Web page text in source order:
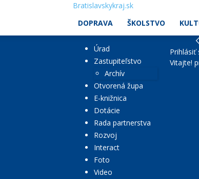
Bratislavskykraj.sk
DOPRAVA
ŠKOLSTVO
Úrad
Zastupiteľstvo
Archív
Otvorená župa
E-knižnica
Dotácie
Rada partnerstva
Rozvoj
Interact
Foto
Video
Prihlásiť
Vitajte!